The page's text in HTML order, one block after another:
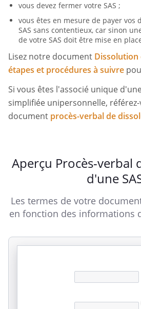
vous devez fermer votre SAS ;
vous êtes en mesure de payer vos
SAS sans contentieux, car sinon
de votre SAS doit être mise en
Lisez notre document Dissolution
étapes et procédures à suivre
Si vous êtes l'associé unique
simplifiée unipersonnelle,
document procès-verbal de
Aperçu Procès-verbal
d'une
Les termes de votre
en fonction des informations